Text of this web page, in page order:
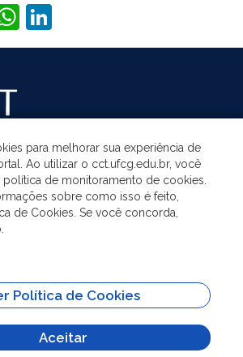
WhatsApp
para melhorar sua experiência de
Ao utilizar o cct.ufcg.edu.br, você
de monitoramento de cookies.
sobre como isso é feito,
de Cookies. Se você concorda,
Política de Cookies
Aceitar